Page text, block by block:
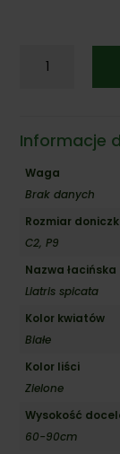
Liatra
Informacje
Waga
Brak danych
Rozmiar
C2, P9
Nazwa łacińska
Liatris spicata
Kolor kwiatów
Białe
Kolor liści
Zielone
Wysokość
60-90cm